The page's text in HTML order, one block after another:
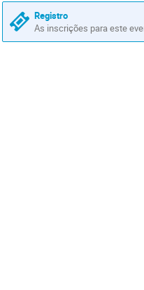
Registro
As inscrições para este